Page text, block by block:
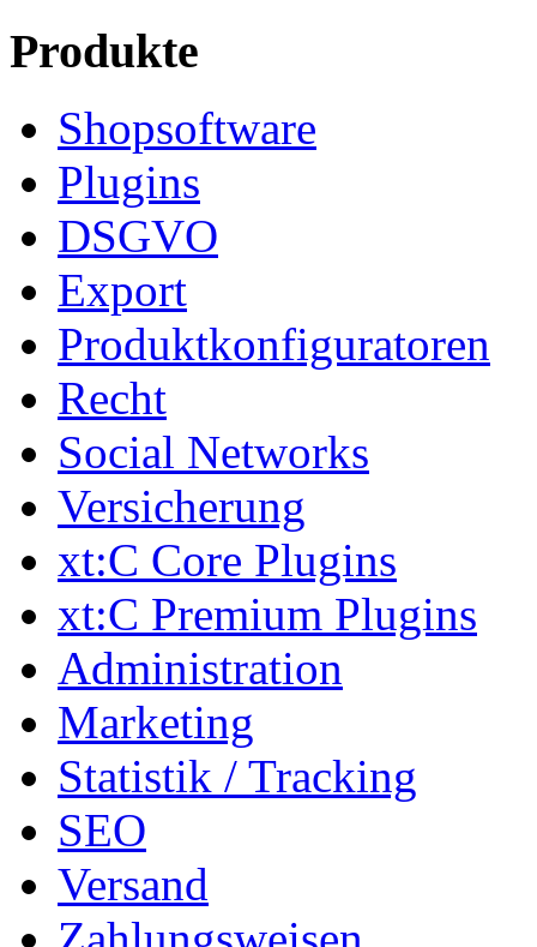
Produkte
Shopsoftware
Plugins
DSGVO
Export
Produktkonfiguratoren
Recht
Social Networks
Versicherung
xt:C Core Plugins
xt:C Premium Plugins
Administration
Marketing
Statistik / Tracking
SEO
Versand